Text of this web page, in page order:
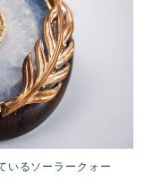
いるソーラークォー